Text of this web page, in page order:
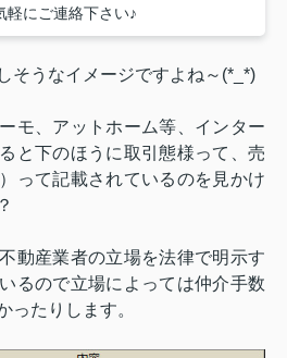
軽にご連絡下さい♪
そうなイメージですよね～(*_*)
モ、アットホーム等、インター
と下のほうに取引態様って、売
って記載されているのを見かけ
動産業者の立場を法律で明示す
るので立場によっては仲介手数
ったりします。